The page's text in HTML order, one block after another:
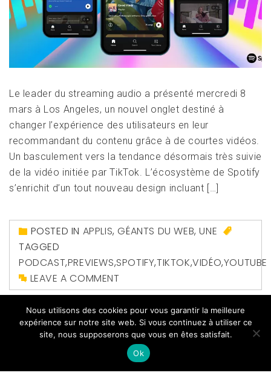
Le leader du streaming audio a présenté mercredi 8
mars à Los Angeles, un nouvel onglet destiné à
changer l’expérience des utilisateurs en leur
recommandant du contenu grâce à de courtes vidéos.
Un basculement vers la tendance désormais très suivie
de la vidéo initiée par TikTok. L’écosystème de Spotify
s’enrichit d’un tout nouveau design incluant […]
POSTED IN APPLIS,GÉANTS DU WEB,UNE
TAGGED
PODCAST,PREVIEWS,SPOTIFY,TIKTOK,VIDÉO,YOUTUBE
LEAVE A COMMENT
Nous utilisons des cookies pour vous garantir la meilleure
expérience sur notre site web. Si vous continuez à utiliser ce
site, nous supposerons que vous en êtes satisfait.
Ok